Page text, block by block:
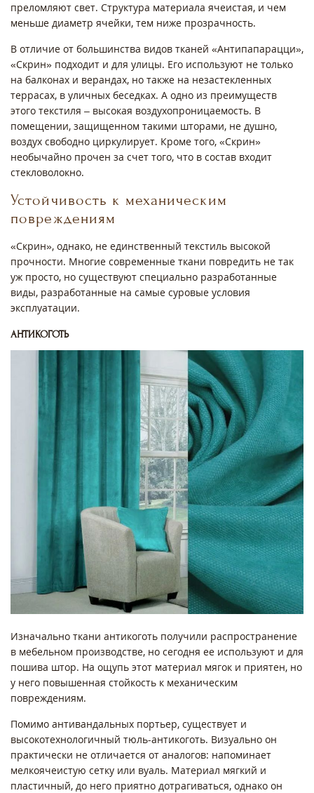
преломляют свет. Структура материала ячеистая, и чем
меньше диаметр ячейки, тем ниже прозрачность.
В отличие от большинства видов тканей «Антипапарацци»,
«Скрин» подходит и для улицы. Его используют не только
на балконах и верандах, но также на незастекленных
террасах, в уличных беседках. А одно из преимуществ
этого текстиля – высокая воздухопроницаемость. В
помещении, защищенном такими шторами, не душно,
воздух свободно циркулирует. Кроме того, «Скрин»
необычайно прочен за счет того, что в состав входит
стекловолокно.
Устойчивость к механическим
повреждениям
«Скрин», однако, не единственный текстиль высокой
прочности. Многие современные ткани повредить не так
уж просто, но существуют специально разработанные
виды, разработанные на самые суровые условия
эксплуатации.
АНТИКОГОТЬ
Изначально ткани антикоготь получили распространение
в мебельном производстве, но сегодня ее используют и для
пошива штор. На ощупь этот материал мягок и приятен, но
у него повышенная стойкость к механическим
повреждениям.
Помимо антивандальных портьер, существует и
высокотехнологичный тюль-антикоготь. Визуально он
практически не отличается от аналогов: напоминает
мелкоячеистую сетку или вуаль. Материал мягкий и
пластичный, до него приятно дотрагиваться, однако он